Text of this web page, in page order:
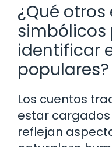
¿Qué
simbólicos
identificar
populares?
Los cuentos
estar
reflejan